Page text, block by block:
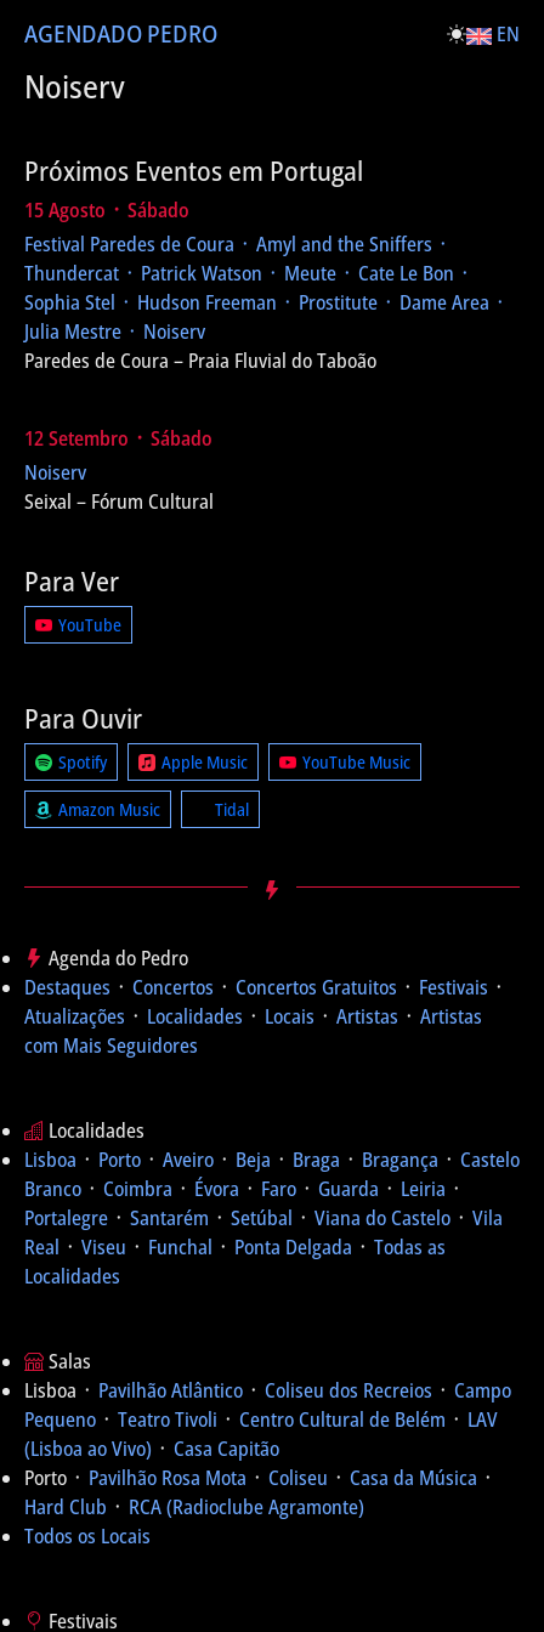
AGENDADO PEDRO EN
Noiserv
Próximos Eventos em Portugal
15 Agosto ᛫ Sábado
Festival Paredes de Coura ᛫ Amyl and the Sniffers ᛫
Thundercat ᛫ Patrick Watson ᛫ Meute ᛫ Cate Le Bon ᛫
Sophia Stel ᛫ Hudson Freeman ᛫ Prostitute ᛫ Dame Area ᛫
Julia Mestre ᛫ Noiserv
Paredes de Coura – Praia Fluvial do Taboão
12 Setembro ᛫ Sábado
Noiserv
Seixal – Fórum Cultural
Para Ver
YouTube
Para Ouvir
Spotify Apple Music YouTube Music
Amazon Music Tidal
Agenda do Pedro
Destaques ᛫ Concertos ᛫ Concertos Gratuitos ᛫ Festivais ᛫
Atualizações ᛫ Localidades ᛫ Locais ᛫ Artistas ᛫ Artistas
com Mais Seguidores
Localidades
Lisboa ᛫ Porto ᛫ Aveiro ᛫ Beja ᛫ Braga ᛫ Bragança ᛫ Castelo
Branco ᛫ Coimbra ᛫ Évora ᛫ Faro ᛫ Guarda ᛫ Leiria ᛫
Portalegre ᛫ Santarém ᛫ Setúbal ᛫ Viana do Castelo ᛫ Vila
Real ᛫ Viseu ᛫ Funchal ᛫ Ponta Delgada ᛫ Todas as
Localidades
Salas
Lisboa ᛫ Pavilhão Atlântico ᛫ Coliseu dos Recreios ᛫ Campo
Pequeno ᛫ Teatro Tivoli ᛫ Centro Cultural de Belém ᛫ LAV
(Lisboa ao Vivo) ᛫ Casa Capitão
Porto ᛫ Pavilhão Rosa Mota ᛫ Coliseu ᛫ Casa da Música ᛫
Hard Club ᛫ RCA (Radioclube Agramonte)
Todos os Locais
Festivais